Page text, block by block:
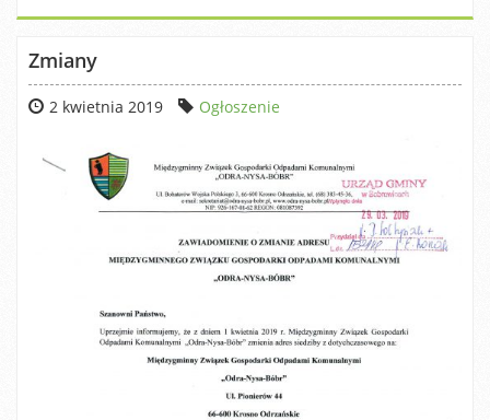
Zmiany
2 kwietnia 2019 Ogłoszenie